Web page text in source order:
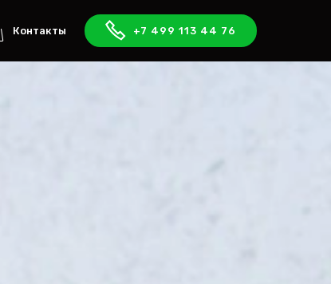
Контакты +7 499 113 44 76